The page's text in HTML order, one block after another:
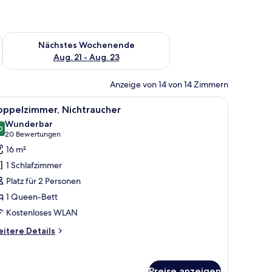
Aug. 14 - Aug. 16.
Nächstes Wochenende
Aug. 21 - Aug. 23
Überprüfe die Verfügbarkeit für nächstes Wochenende, Aug.
Anzeige von 14 von 14 Zimmern
Vorhängen.
Bett, einem kleinen Schreibtisch, einer Minibar und Blick auf die
Ein Hotelzimmer mit einem Bett, einem
8 Nichtraucher
von 10
Wunderbar
20 Bewertungen
(20
Bewertungen)
16 m²
1 Schlafzimmer
Platz für 2 Personen
1 Queen-Bett
Kostenloses WLAN
Details